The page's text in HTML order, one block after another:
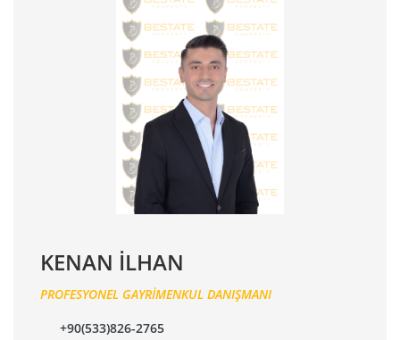
KENAN İLHAN
PROFESYONEL GAYRİMENKUL DANIŞMANI
+90(533)826-2765